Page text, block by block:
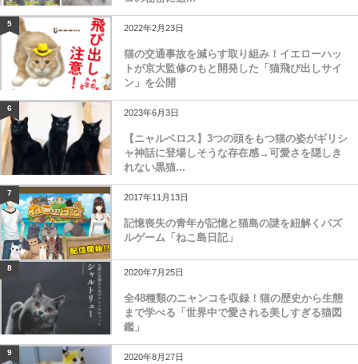
5 2022年2月23日
猫の交通事故を減らす取り組み！イエローハッ
トが京大監修のもと開発した「猫飛び出しサイ
ン」を公開
6 2023年6月3日
【ニャルベロス】3つの頭をもつ猫の姿がギリシ
ャ神話に登場しそうな存在感→可愛さを隠しき
れない黒猫...
7 2017年11月13日
記憶喪失の青年が記憶と猫島の謎を紐解くパズ
ルゲーム「ねこ島日記」
8 2020年7月25日
全48種類のニャンコを収録！猫の歴史から生態
まで学べる「世界中で愛される美しすぎる猫図
鑑」
9 2020年8月27日